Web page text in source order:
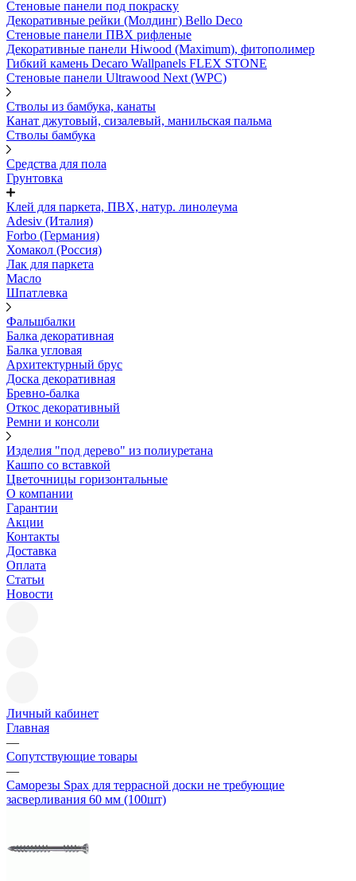
Стеновые панели под покраску
Декоративные рейки (Молдинг) Bello Deco
Стеновые панели ПВХ рифленыe
Декоративные панели Hiwood (Maximum), фитополимер
Гибкий камень Decaro Wallpanels FLEX STONE
Стеновые панели Ultrawood Next (WPC)
Стволы из бамбука, канаты
Канат джутовый, сизалевый, манильская пальма
Стволы бамбука
Средства для пола
Грунтовка
Клей для паркета, ПВХ, натур. линолеума
Adesiv (Италия)
Forbo (Германия)
Хомакол (Россия)
Лак для паркета
Масло
Шпатлевка
Фальшбалки
Балка декоративная
Балка угловая
Архитектурный брус
Доска декоративная
Бревно-балка
Откос декоративный
Ремни и консоли
Изделия "под дерево" из полиуретана
Кашпо со вставкой
Цветочницы горизонтальные
О компании
Гарантии
Акции
Контакты
Доставка
Оплата
Статьи
Новости
Личный кабинет
Главная
—
Сопутствующие товары
—
Саморезы Spax для террасной доски не требующие
засверливания 60 мм (100шт)